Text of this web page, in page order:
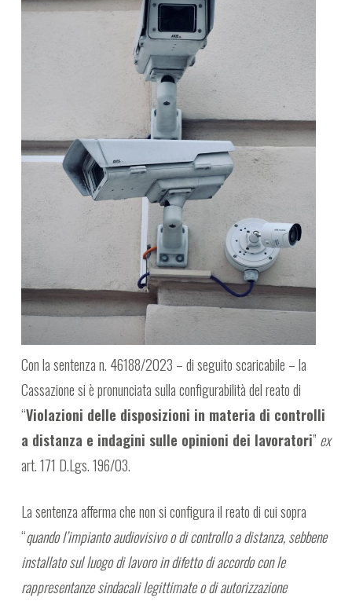
Con la sentenza n. 46188/2023 – di seguito scaricabile – la
Cassazione si è pronunciata sulla configurabilità del reato di
“Violazioni delle disposizioni in materia di controlli
a distanza e indagini sulle opinioni dei lavoratori” ex
art. 171 D.Lgs. 196/03.
La sentenza afferma che non si configura il reato di cui sopra
“quando l’impianto audiovisivo o di controllo a distanza, sebbene
installato sul luogo di lavoro in difetto di accordo con le
rappresentanze sindacali legittimate o di autorizzazione